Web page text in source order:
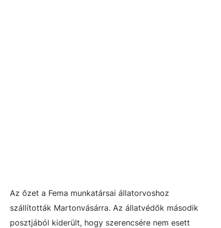
Az őzet a Fema munkatársai állatorvoshoz
szállították Martonvásárra. Az állatvédők második
posztjából kiderült, hogy szerencsére nem esett